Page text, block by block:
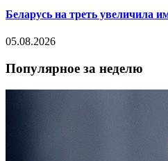
Беларусь на треть увеличила
05.08.2026
Популярное за неделю